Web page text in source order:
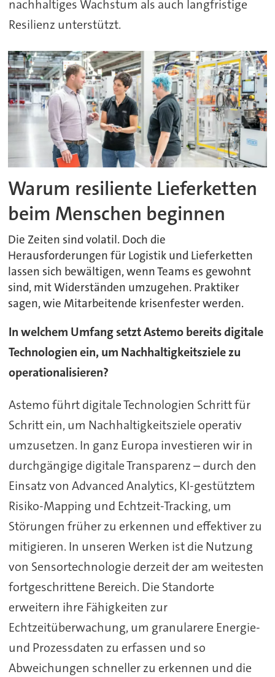
nachhaltiges Wachstum als auch langfristige
Resilienz unterstützt.
Warum resiliente Lieferketten
beim Menschen beginnen
Die Zeiten sind volatil. Doch die
Herausforderungen für Logistik und Lieferketten
lassen sich bewältigen, wenn Teams es gewohnt
sind, mit Widerständen umzugehen. Praktiker
sagen, wie Mitarbeitende krisenfester werden.
In welchem Umfang setzt Astemo bereits digitale
Technologien ein, um Nachhaltigkeitsziele zu
operationalisieren?
Astemo führt digitale Technologien Schritt für
Schritt ein, um Nachhaltigkeitsziele operativ
umzusetzen. In ganz Europa investieren wir in
durchgängige digitale Transparenz – durch den
Einsatz von Advanced Analytics, KI-gestütztem
Risiko-Mapping und Echtzeit-Tracking, um
Störungen früher zu erkennen und effektiver zu
mitigieren. In unseren Werken ist die Nutzung
von Sensortechnologie derzeit der am weitesten
fortgeschrittene Bereich. Die Standorte
erweitern ihre Fähigkeiten zur
Echtzeitüberwachung, um granularere Energie-
und Prozessdaten zu erfassen und so
Abweichungen schneller zu erkennen und die